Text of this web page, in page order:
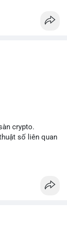
này? Hãy cùng
crypto.
số liên quan
lực pháp lý.